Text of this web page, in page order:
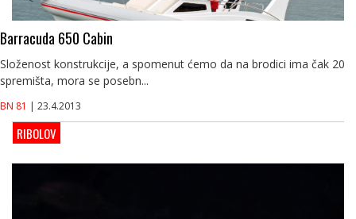
Barracuda 650 Cabin
Složenost konstrukcije, a spomenut ćemo da na brodici ima čak 20
spremišta, mora se posebn...
BN 81 | 23.4.2013
RIBOLOV